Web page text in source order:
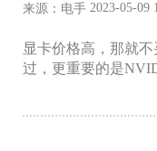
来源：电手 2023-05-09
显卡价格高，那就
过，更重要的是